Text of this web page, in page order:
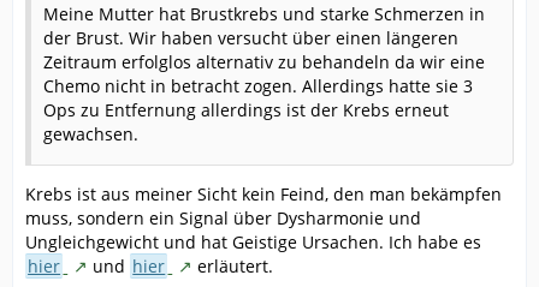
Meine Mutter hat Brustkrebs und starke Schmerzen in
der Brust. Wir haben versucht über einen längeren
Zeitraum erfolglos alternativ zu behandeln da wir eine
Chemo nicht in betracht zogen. Allerdings hatte sie 3
Ops zu Entfernung allerdings ist der Krebs erneut
gewachsen.
Krebs ist aus meiner Sicht kein Feind, den man bekämpfen
muss, sondern ein Signal über Dysharmonie und
Ungleichgewicht und hat Geistige Ursachen. Ich habe es
hier
und hier erläutert.